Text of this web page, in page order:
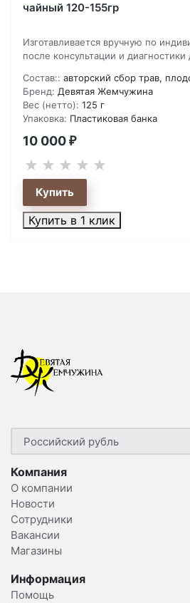
чайный 120-155гр
Изготавливается вручную по
после консультации и
Состав:: авторский сбор трав,
Бренд: Девятая Жемчужина
Вес (нетто): 125 г
Упаковка: Пластиковая банка
10 000 ₽
Купить в 1 клик
Компания
О компании
Новости
Сотрудники
Вакансии
Магазины
Информация
Помощь